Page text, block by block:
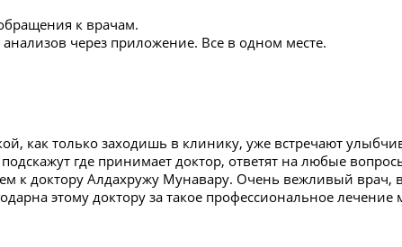
к врачам.
через приложение. Все в одном месте.
как только заходишь в клинику, уже встречают
где принимает доктор, ответят на любые
к доктору Алдахружу Мунавару. Очень вежливый врач,
этому доктору за такое профессиональное лечение